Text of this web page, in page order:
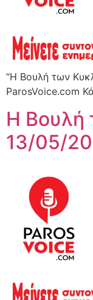
“Η Βουλή των
ParosVoice.com
Η Βουλή
13/05/